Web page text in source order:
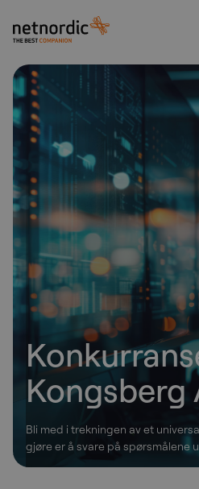
NetNordic Norway
Kongsberg
Bli med i trekningen av et
gjøre er å svare på spørsmålene